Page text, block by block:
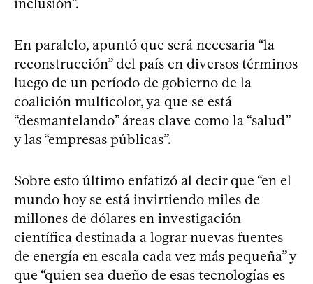
En paralelo, apuntó que será necesaria “la
reconstrucción” del país en diversos términos
luego de un período de gobierno de la
coalición multicolor, ya que se está
“desmantelando” áreas clave como la “salud”
y las “empresas públicas”.
Sobre esto último enfatizó al decir que “en el
mundo hoy se está invirtiendo miles de
millones de dólares en investigación
científica destinada a lograr nuevas fuentes
de energía en escala cada vez más pequeña” y
que “quien sea dueño de esas tecnologías es